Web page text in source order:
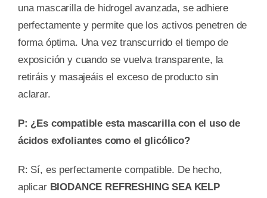
una mascarilla de hidrogel avanzada, se adhiere
perfectamente y permite que los activos penetren de
forma óptima. Una vez transcurrido el tiempo de
exposición y cuando se vuelva transparente, la
retiráis y masajeáis el exceso de producto sin
aclarar.
P: ¿Es compatible esta mascarilla con el uso de
ácidos exfoliantes como el glicólico?
R: Sí, es perfectamente compatible. De hecho,
aplicar BIODANCE REFRESHING SEA KELP